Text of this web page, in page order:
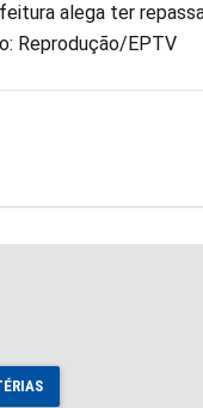
alega ter
Reprodução/EPTV